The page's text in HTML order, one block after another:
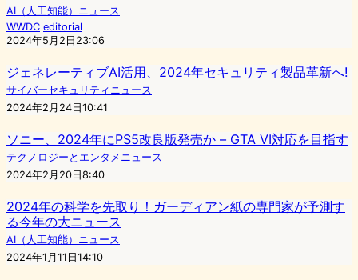
AI（人工知能）ニュース
WWDC editorial
2024年5月2日23:06
ジェネレーティブAI活用、2024年セキュリティ製品革新へ!
サイバーセキュリティニュース
2024年2月24日10:41
ソニー、2024年にPS5改良版発売か – GTA VI対応を目指す
テクノロジーとエンタメニュース
2024年2月20日8:40
2024年の科学を先取り！ガーディアン紙の専門家が予測す
る今年の大ニュース
AI（人工知能）ニュース
2024年1月11日14:10